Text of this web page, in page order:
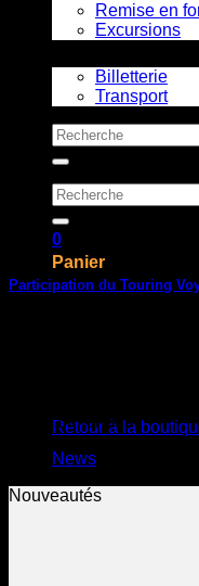
Remise en
Excursions
Billetterie
Transport
Recherche
pour :
Recherche
pour :
0
Panier
Retour à la
Participation du Touring
Restez informés
News
Nouveautés